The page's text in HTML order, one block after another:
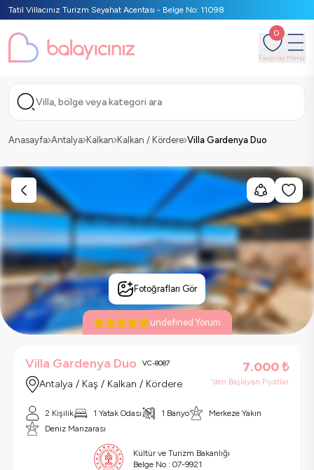
Tatil Villacınız Turizm Seyahat Acentası - Belge No: 11098
0
FavorilerMenü
Villa, bölge veya kategori ara
Anasayfa Antalya Kalkan Kalkan / Kördere Villa Gardenya Duo
Fotoğrafları Gör
undefined Yorum
Villa Gardenya Duo VC-8087
Antalya / Kaş / Kalkan / Kördere
7.000₺
'den Başlayan Fiyatlar
2 Kişilik 1 Yatak Odası 1 Banyo
Merkeze Yakın
Deniz Manzarası
Kültür ve Turizm Bakanlığı
Belge No : 07-9921